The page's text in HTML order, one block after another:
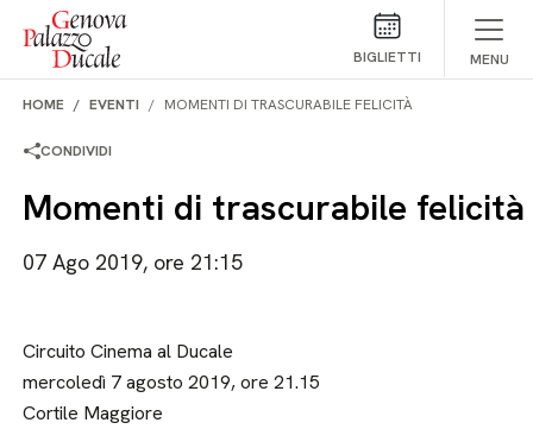
Salta al contenuto
BIGLIETTI MENU
HOME EVENTI MOMENTI DI TRASCURABILE FELICITÀ
CONDIVIDI
Momenti di trascurabile felicità
07 Ago 2019, ore 21:15
Circuito Cinema al Ducale
mercoledì 7 agosto 2019, ore 21.15
Cortile Maggiore